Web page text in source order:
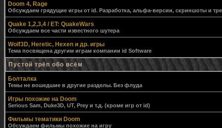
Doom 4, Rage
Обсуждаем грядущие игры от id. Разработка, альфа-версии, скриншоты и
Quake 1,2,3,4 / ET: QuakeWars
Обсуждаем все части известного шутера
Wolf3D, Heretic, Hexen и др. игры
Тема посвящена другим играм компании id Software
Пустой трёп обо всём
Болталка
Темы не вошедшие в другие разделы. Без флуда
Игры похожие на Doom
Serious Sam, Duke3D, UT, Prey и т.д. (кроме игр от id)
Фильмы тематики Doom
Обсуждаем фильмы похожие на игру